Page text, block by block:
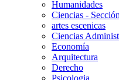
Humanidades
Ciencias -
artes escenicas
Ciencias
Economía
Arquitectura
Derecho
Psicologia